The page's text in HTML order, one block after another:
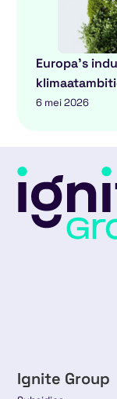
Europa’s
6 mei 2026
Ignite Group